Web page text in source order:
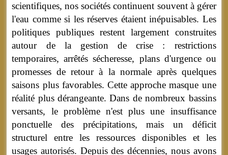
scientifiques, nos sociétés continuent souvent à gérer
l'eau comme si les réserves étaient inépuisables. Les
politiques publiques restent largement construites
autour de la gestion de crise : restrictions
temporaires, arrêtés sécheresse, plans d'urgence ou
promesses de retour à la normale après quelques
saisons plus favorables. Cette approche masque une
réalité plus dérangeante. Dans de nombreux bassins
versants, le problème n'est plus une insuffisance
ponctuelle des précipitations, mais un déficit
structurel entre les ressources disponibles et les
usages autorisés. Depuis des décennies, nous avons